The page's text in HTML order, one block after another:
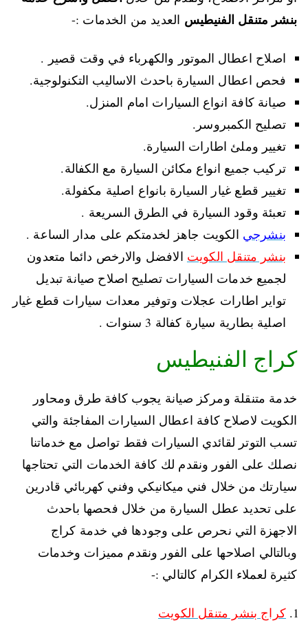
بنشر متنقل الفنيطيس العديد من الخدمات :-
اصلاح اعطال الموتور والكهرباء في وقت قصير .
فحص اعطال السيارة باحدث الاساليب التكنولوجية.
صيانة كافة انواع السيارات امام المنزل.
تصليح الكمبروسر.
تغيير وملئ اطارات السيارة.
تركيب جميع انواع مكائن السيارة مع الكفالة.
تغيير قطع غيار السيارة بانواع اصلية مكفولة.
تعبئة وقود السيارة في الطرق السريعة .
بنشرجي الكويت جاهز لخدمتكم على مدار الساعة .
بنشر متنقل الكويت الافضل والارخص دائما متعدون
لجميع خدمات السيارات تصليح اصلاح صيانة تبديل
تواير اطارات عجلات وتوفير معدات سيارات قطع غيار
اصلية بطارية سيارة كفالة 3 سنوات .
كراج الفنيطيس
خدمة متنقلة ومركز صيانة يجوب كافة طرق ومحاور
الكويت لاصلاح كافة اعطال السيارات المفاجئة والتي
تسب التوتر لقائدي السيارات فقط تواصل مع خدماتنا
نصلك على الفور ونقدم لك كافة الخدمات التي تحتاجها
سيارتك من خلال فني ميكانيكي وفني كهربائي قادرين
على تحديد عطل السيارة من خلال فحصها باحدث
الاجهزة التي نحرص على وجودها في خدمة كراج
وبالتالي اصلاحها على الفور ونقدم مميزات وخدمات
كثيرة لعملاء الكرام كالتالي :-
كراج بنشر متنقل الكويت